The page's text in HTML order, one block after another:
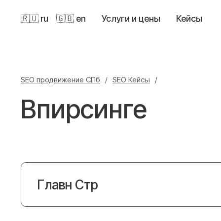
🇷🇺 ru 🇬🇧 en Услуги и цены Кейсы
SEO продвижение СПб / SEO Кейсы /
Впирсинге
Главн Стр